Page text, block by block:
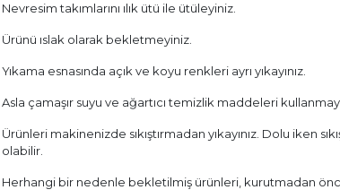
Nevresim takımlarını ılık ütü ile ütüleyiniz.
Ürünü ıslak olarak bekletmeyiniz.
Yıkama esnasında açık ve koyu renkleri ayrı yıkayınız.
Asla çamaşır suyu ve ağartıcı temizlik maddeleri
Ürünleri makinenizde sıkıştırmadan yıkayınız. Dolu iken
olabilir.
Herhangi bir nedenle bekletilmiş ürünleri, kurutmadan